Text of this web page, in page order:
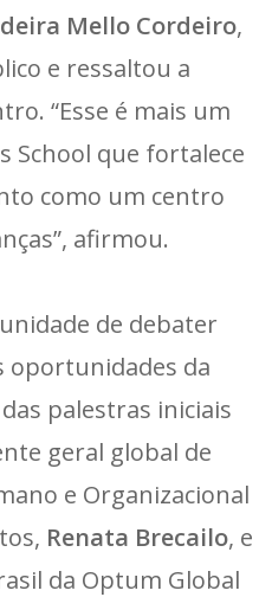
Mello Cordeiro,
e ressaltou a
“Esse é mais um
School que fortalece
como um centro
afirmou.
de debater
oportunidades da
palestras iniciais
geral global de
e Organizacional
Renata Brecailo, e
da Optum Global